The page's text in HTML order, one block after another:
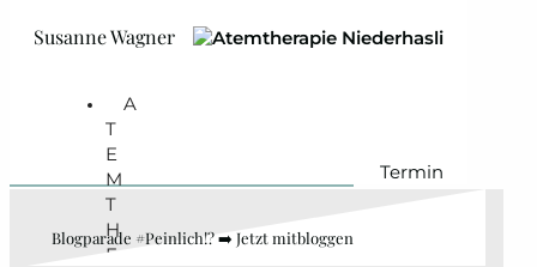
Zum Hauptinhalt springen
Susanne Wagner
A
T
E
M
T
H
E
Termin
Blogparade #Peinlich!? ➡️ Jetzt mitbloggen